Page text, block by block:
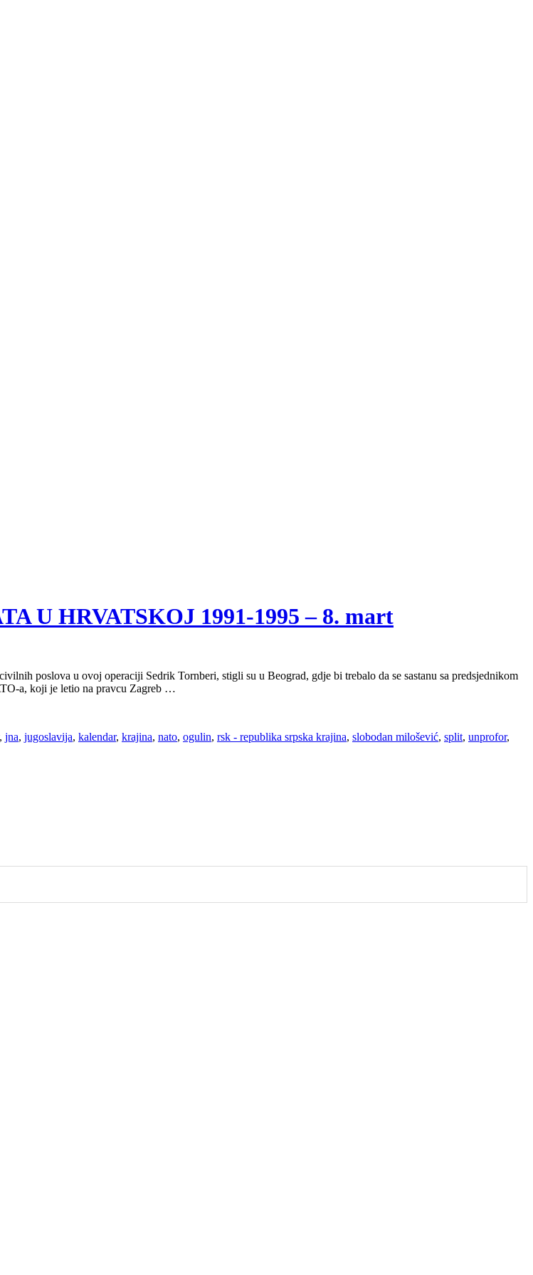
U HRVATSKOJ 1991-1995 – 8. mart
poslova u ovoj operaciji Sedrik Tornberi, stigli su u Beograd, gdje bi trebalo da se sastanu sa predsjednikom
a, koji je letio na pravcu Zagreb …
, jna, jugoslavija, kalendar, krajina, nato, ogulin, rsk - republika srpska krajina, slobodan milošević, split, unprofor,